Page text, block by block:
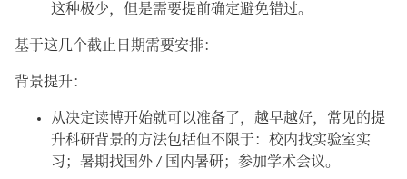
这种极少，但是需要提前确定避免错过。
基于这几个截止日期需要安排：
背景提升：
从决定读博开始就可以准备了，越早越好，常见的提
升科研背景的方法包括但不限于：校内找实验室实
习；暑期找国外 / 国内暑研；参加学术会议。